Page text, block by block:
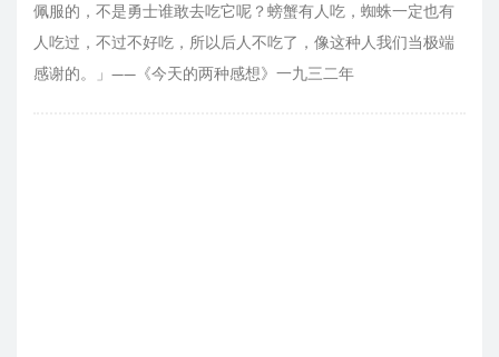
佩服的，不是勇士谁敢去吃它呢？螃蟹有人吃，蜘蛛一定也有
人吃过，不过不好吃，所以后人不吃了，像这种人我们当极端
感谢的。」——《今天的两种感想》一九三二年